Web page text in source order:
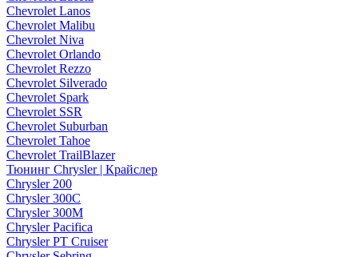
Chevrolet Lanos
Chevrolet Malibu
Chevrolet Niva
Chevrolet Orlando
Chevrolet Rezzo
Chevrolet Silverado
Chevrolet Spark
Chevrolet SSR
Chevrolet Suburban
Chevrolet Tahoe
Chevrolet TrailBlazer
Тюнинг Chrysler | Крайслер
Chrysler 200
Chrysler 300C
Chrysler 300M
Chrysler Pacifica
Chrysler PT Cruiser